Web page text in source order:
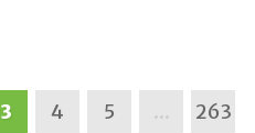
3 4 5 ... 263